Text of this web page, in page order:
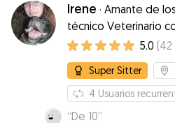
Irene · Amante de
técnico Veterinario
PPPendejo/a ❤️ 24h
5.0 (42
Super Sitter
4 Usuarios
“De 10”